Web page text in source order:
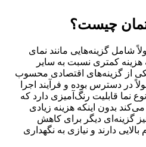
چیست؟
شامل گزینه‌هایی مانند نمای
کمتری نسبت به سایر
از گزینه‌های اقتصادی محسوب
در دسترس بوده و فرآیند اجرا
نما قابلیت رنگ‌آمیزی دارد که
بدون اینکه هزینه زیادی
گزینه‌ای دیگر برای کاهش
دارند و نیازی به نگهداری